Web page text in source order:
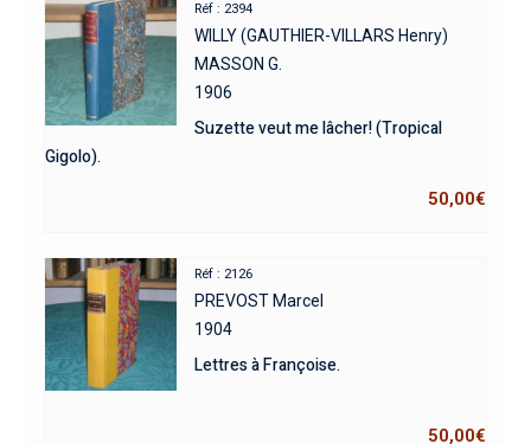
Réf : 2394
WILLY (GAUTHIER-VILLARS Henry)
MASSON G.
1906
Suzette veut me lâcher! (Tropical
Gigolo).
50,00€
Réf : 2126
PREVOST Marcel
1904
Lettres à Françoise.
50,00€